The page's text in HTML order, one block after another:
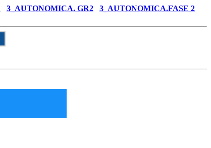
3_AUTONOMICA. GR2
3_AUTONOMICA.FASE 2